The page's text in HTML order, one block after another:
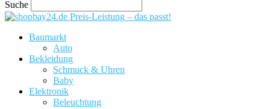
Suche
Preis-Leistung – das passt!
Baumarkt
Auto
Bekleidung
Schmuck & Uhren
Baby
Elektronik
Beleuchtung